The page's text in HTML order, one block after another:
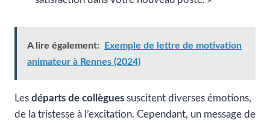
A lire également:
Exemple de lettre de motivation
animateur à Rennes (2024)
Les départs de collègues suscitent diverses émotions,
de la tristesse à l’excitation. Cependant, un message de